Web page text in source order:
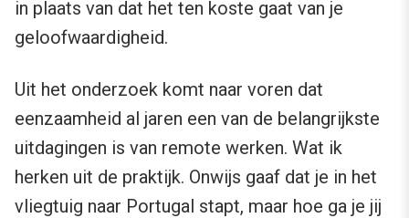
in plaats van dat het ten koste gaat van je
geloofwaardigheid.
Uit het onderzoek komt naar voren dat
eenzaamheid al jaren een van de belangrijkste
uitdagingen is van remote werken. Wat ik
herken uit de praktijk. Onwijs gaaf dat je in het
vliegtuig naar Portugal stapt, maar hoe ga je jij